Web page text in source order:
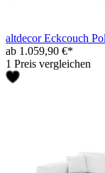
altdecor Eckcouch
ab 1.059,90 €*
1 Preis vergleichen